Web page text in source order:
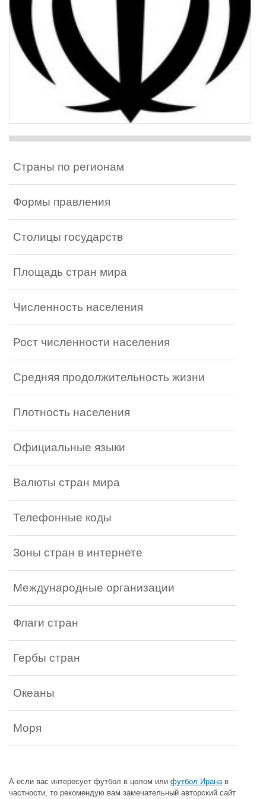
Страны по регионам
Формы правления
Столицы государств
Площадь стран мира
Численность населения
Рост численности населения
Средняя продолжительность жизни
Плотность населения
Официальные языки
Валюты стран мира
Телефонные коды
Зоны стран в интернете
Международные организации
Флаги стран
Гербы стран
Океаны
Моря
А если вас интересует футбол в целом или футбол Ирана в
частности, то рекомендую вам замечательный авторский сайт